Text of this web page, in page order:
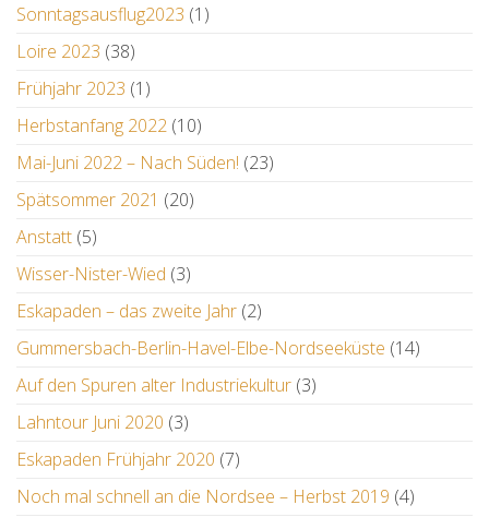
Sonntagsausflug2023 (1)
Loire 2023 (38)
Frühjahr 2023 (1)
Herbstanfang 2022 (10)
Mai-Juni 2022 – Nach Süden! (23)
Spätsommer 2021 (20)
Anstatt (5)
Wisser-Nister-Wied (3)
Eskapaden – das zweite Jahr (2)
Gummersbach-Berlin-Havel-Elbe-Nordseeküste (14)
Auf den Spuren alter Industriekultur (3)
Lahntour Juni 2020 (3)
Eskapaden Frühjahr 2020 (7)
Noch mal schnell an die Nordsee – Herbst 2019 (4)